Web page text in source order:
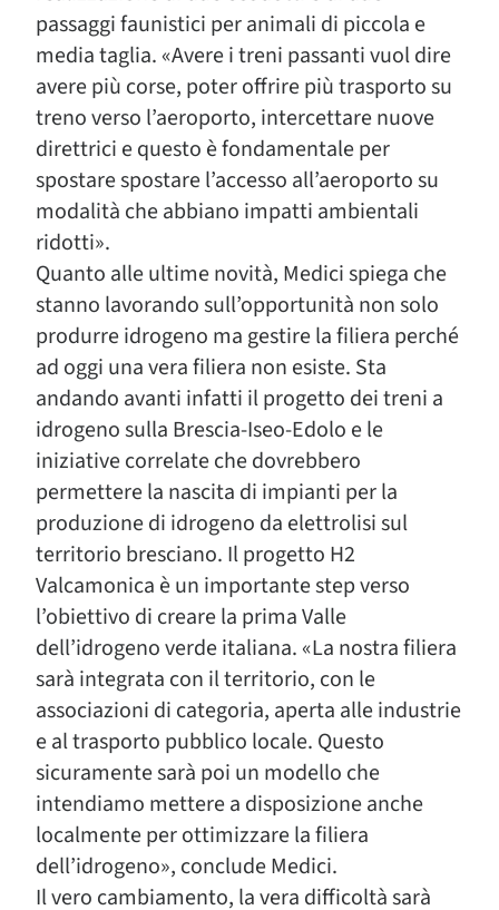
passaggi faunistici per animali di piccola e
media taglia. «Avere i treni passanti vuol dire
avere più corse, poter offrire più trasporto su
treno verso l’aeroporto, intercettare nuove
direttrici e questo è fondamentale per
spostare spostare l’accesso all’aeroporto su
modalità che abbiano impatti ambientali
ridotti».
Quanto alle ultime novità, Medici spiega che
stanno lavorando sull’opportunità non solo
produrre idrogeno ma gestire la filiera perché
ad oggi una vera filiera non esiste. Sta
andando avanti infatti il progetto dei treni a
idrogeno sulla Brescia-Iseo-Edolo e le
iniziative correlate che dovrebbero
permettere la nascita di impianti per la
produzione di idrogeno da elettrolisi sul
territorio bresciano. Il progetto H2
Valcamonica è un importante step verso
l’obiettivo di creare la prima Valle
dell’idrogeno verde italiana. «La nostra filiera
sarà integrata con il territorio, con le
associazioni di categoria, aperta alle industrie
e al trasporto pubblico locale. Questo
sicuramente sarà poi un modello che
intendiamo mettere a disposizione anche
localmente per ottimizzare la filiera
dell’idrogeno», conclude Medici.
Il vero cambiamento, la vera difficoltà sarà